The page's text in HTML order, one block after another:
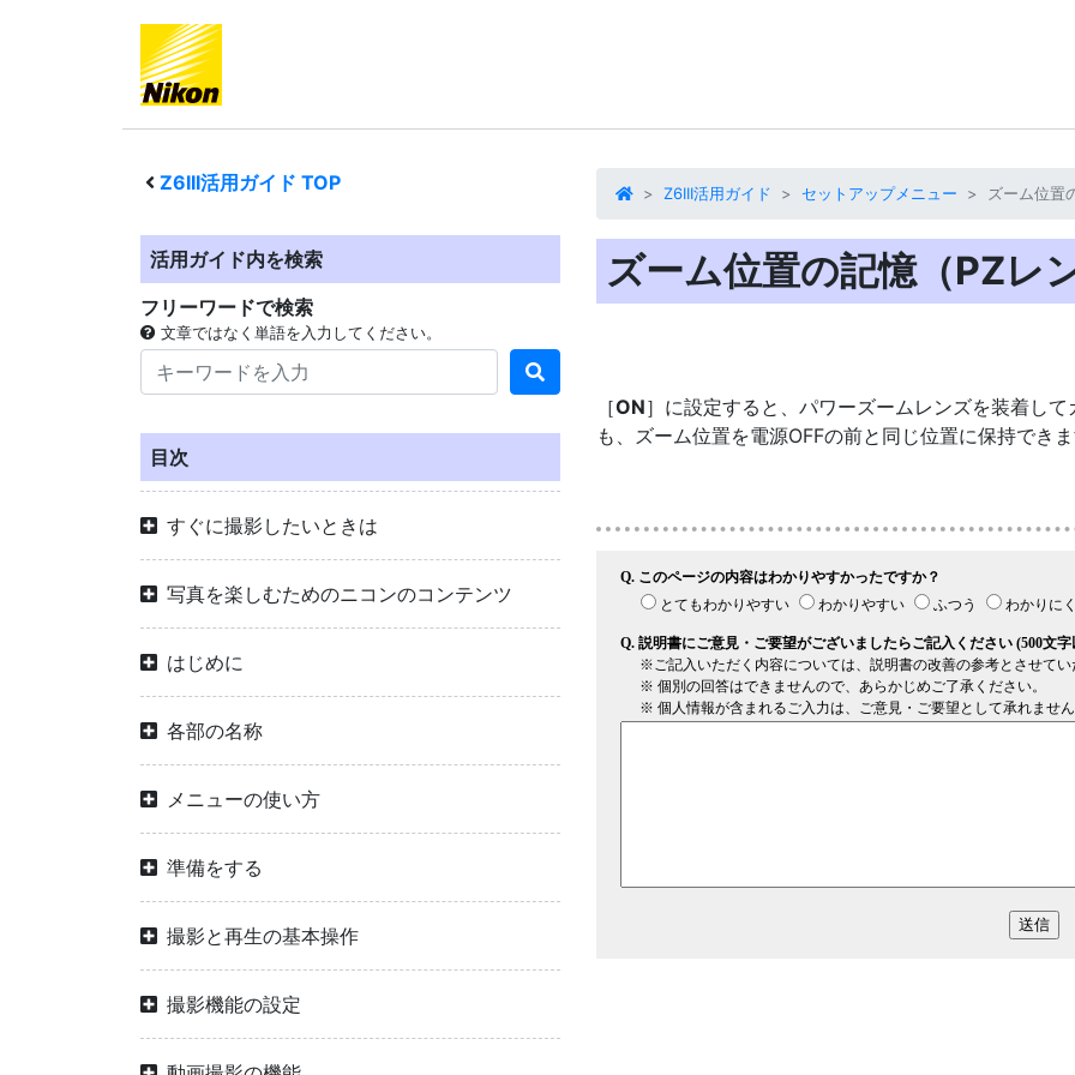
Z6III活用ガイド TOP
活用ガイド内を検索
フリーワードで検索
文章ではなく単語を入力してください。
目次
すぐに撮影したいときは
写真を楽しむためのニコンのコンテンツ
はじめに
各部の名称
メニューの使い方
準備をする
撮影と再生の基本操作
撮影機能の設定
Z6III活用ガイド セットアップメニュー ズーム位置
ズーム位置の記憶（PZレ
［ON］に設定すると、パワーズームレンズを装着し
も、ズーム位置を電源OFFの前と同じ位置に保持でき